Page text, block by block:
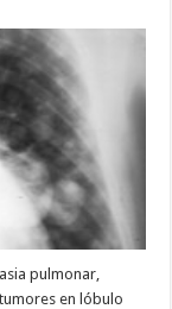
pulmonar,
en lóbulo